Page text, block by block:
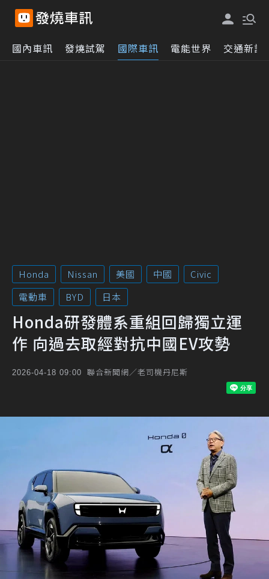
國內車訊 發燒試駕 國際車訊 電能世界 交通新訊
Honda Nissan 美國 中國
Civic
電動車
BYD 日本
Honda研發體系重組回歸獨立運
作 向過去取經對抗中國EV攻勢
2026-04-18 09:00 聯合新聞網／老司機丹尼斯